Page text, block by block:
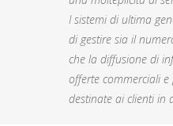
I sistemi di ultima
di gestire sia il
che la diffusione di
offerte commerciali
destinate ai clienti in